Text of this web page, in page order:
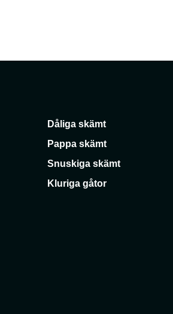
Dåliga skämt
Pappa skämt
Snuskiga skämt
Kluriga gåtor